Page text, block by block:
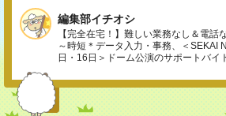
編集部イチオシ
【完全在宅！】難しい業務なし＆電話
～時短＊データ入力・事務、＜SEKAI
日・16日＞ドーム公演のサポートバイ